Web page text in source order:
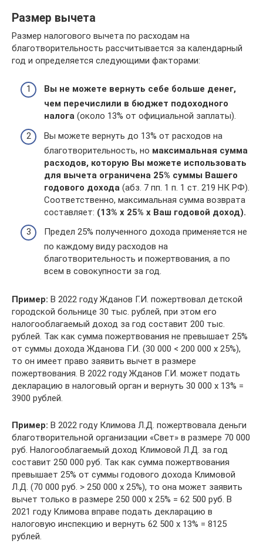
Размер вычета
Размер налогового вычета по расходам на
благотворительность рассчитывается за календарный
год и определяется следующими факторами:
Вы не можете вернуть себе больше денег,
чем перечислили в бюджет подоходного
налога (около 13% от официальной заплаты).
Вы можете вернуть до 13% от расходов на
благотворительность, но максимальная сумма
расходов, которую Вы можете использовать
для вычета ограничена 25% суммы Вашего
годового дохода (абз. 7 пп. 1 п. 1 ст. 219 НК РФ).
Соответственно, максимальная сумма возврата
составляет: (13% х 25% х Ваш годовой доход).
Предел 25% полученного дохода применяется не
по каждому виду расходов на
благотворительность и пожертвования, а по
всем в совокупности за год.
Пример: В 2022 году Жданов Г.И. пожертвовал детской
городской больнице 30 тыс. рублей, при этом его
налогооблагаемый доход за год составит 200 тыс.
рублей. Так как сумма пожертвования не превышает 25%
от суммы дохода Жданова Г.И. (30 000 < 200 000 х 25%),
то он имеет право заявить вычет в размере
пожертвования. В 2022 году Жданов Г.И. может подать
декларацию в налоговый орган и вернуть 30 000 х 13% =
3900 рублей.
Пример: В 2022 году Климова Л.Д. пожертвовала деньги
благотворительной организации «Свет» в размере 70 000
руб. Налогооблагаемый доход Климовой Л.Д. за год
составит 250 000 руб. Так как сумма пожертвования
превышает 25% от суммы годового дохода Климовой
Л.Д. (70 000 руб. > 250 000 х 25%), то она может заявить
вычет только в размере 250 000 х 25% = 62 500 руб. В
2021 году Климова вправе подать декларацию в
налоговую инспекцию и вернуть 62 500 х 13% = 8125
рублей.